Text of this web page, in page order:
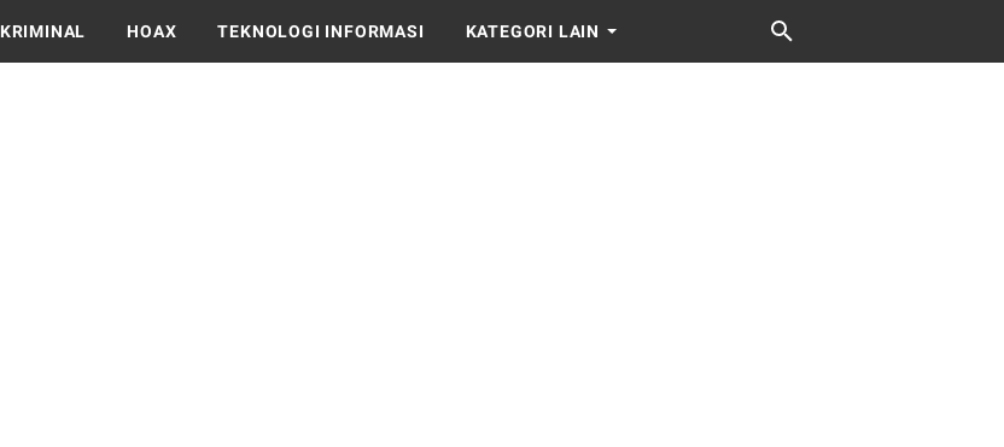
KRIMINAL HOAX TEKNOLOGI INFORMASI KATEGORI LAIN